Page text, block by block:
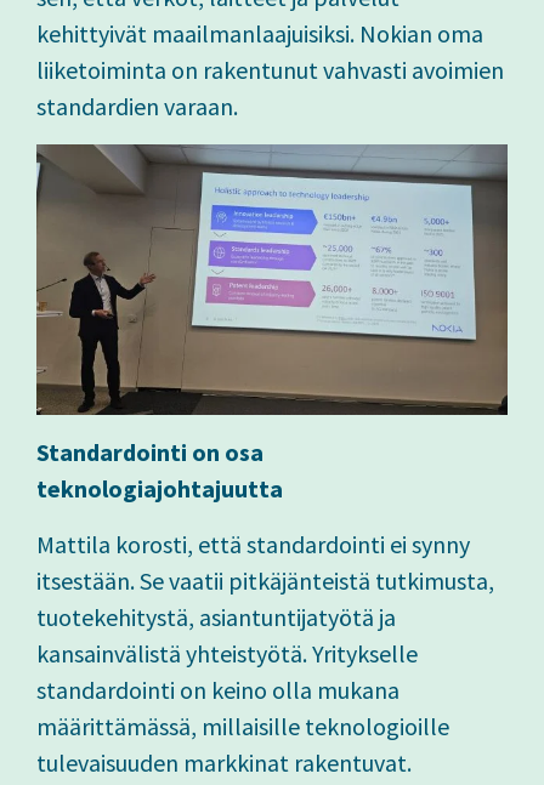
kehittyivät maailmanlaajuisiksi. Nokian oma
liiketoiminta on rakentunut vahvasti avoimien
standardien varaan.
Standardointi on osa
teknologiajohtajuutta
Mattila korosti, että standardointi ei synny
itsestään. Se vaatii pitkäjänteistä tutkimusta,
tuotekehitystä, asiantuntijatyötä ja
kansainvälistä yhteistyötä. Yritykselle
standardointi on keino olla mukana
määrittämässä, millaisille teknologioille
tulevaisuuden markkinat rakentuvat.